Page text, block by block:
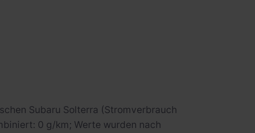
Subaru Solterra (Stromverbrauch
0 g/km; Werte wurden nach